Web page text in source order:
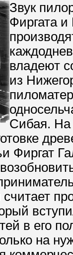
Звук
Фиргата
владеют
из
Сибая. На
Фиргат
в его
на